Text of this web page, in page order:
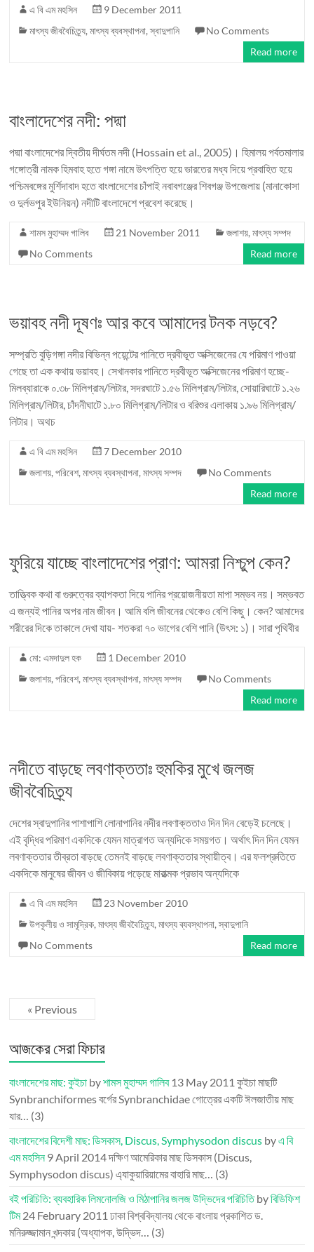
এ বি এম মহসিন
9 December 2011
মাৎস্য জীববৈচিত্র্য,মাৎস্য ব্যবস্থাপনা,স্বাদুপানি
No Comments
Read more
বাংলাদেশের নদী: পদ্মা
পদ্মা বাংলাদেশের দ্বিতীয় দীর্ঘতম নদী (Hossain et al., 2005)। হিমালয় পর্বতমালার
গঙ্গোত্রী নামক হিমবাহ হতে গঙ্গা নামে উৎপত্তি হয়ে ভারতের মধ্য দিয়ে প্রবাহিত হয়ে
পশ্চিমবঙ্গের মুর্শিদাবাদ হতে বাংলাদেশের চাঁপাই নবাবগঞ্জের শিবগঞ্জ উপজেলায় (মানাকোসা
ও দুর্লভপুর ইউনিয়ন) নদীটি বাংলাদেশে প্রবেশ করেছে।
শামস মুহাম্মদ গালিব 21 November 2011 জলাশয়,মাৎস্য সম্পদ
No Comments
Read more
ভয়াবহ নদী দূষণঃ আর কবে আমাদের টনক নড়বে?
সম্প্রতি বুড়িগঙ্গা নদীর বিভিন্ন পয়েন্টের পানিতে দ্রবীভূত অক্সিজেনের যে পরিমাণ পাওয়া
গেছে তা এক কথায় ভয়াবহ। সেখানকার পানিতে দ্রবীভূত অক্সিজেনের পরিমাণ হচ্ছে-
মিলব্যারাকে ০.৩৮ মিলিগ্রাম/লিটার, সদরঘাটে ১.৫৬ মিলিগ্রাম/লিটার, সোয়ারিঘাটে ১.২৬
মিলিগ্রাম/লিটার, চাঁদনীঘাটে ১.৮০ মিলিগ্রাম/লিটার ও বরিশুর এলাকায় ১.৯৬ মিলিগ্রাম/
লিটার। অথচ
এ বি এম মহসিন
7 December 2010
জলাশয়,পরিবেশ,মাৎস্য ব্যবস্থাপনা,মাৎস্য সম্পদ
No Comments
Read more
ফুরিয়ে যাচ্ছে বাংলাদেশের প্রাণ: আমরা নিশ্চুপ কেন?
তাত্ত্বিক কথা বা গুরুত্বের ব্যাপকতা দিয়ে পানির প্রয়োজনীয়তা মাপা সম্ভব নয়। সম্ভবত
এ জন্যই পানির অপর নাম জীবন। আমি বলি জীবনের থেকেও বেশি কিছু। কেন? আমাদের
শরীরের দিকে তাকালে দেখা যায়- শতকরা ৭০ ভাগের বেশি পানি (উৎস: ১)। সারা পৃথিবীর
মো: এমদাদুল হক
1 December 2010
জলাশয়,পরিবেশ,মাৎস্য ব্যবস্থাপনা,মাৎস্য সম্পদ
No Comments
Read more
নদীতে বাড়ছে লবণাক্ততাঃ হুমকির মুখে জলজ
জীববৈচিত্র্য
দেশের স্বাদুপানির পাশাপাশি লোনাপানির নদীর লবণাক্ততাও দিন দিন বেড়েই চলেছে।
এই বৃদ্ধির পরিমাণ একদিকে যেমন মাত্রাগত অন্যদিকে সময়গত। অর্থাৎ দিন দিন যেমন
লবণাক্ততার তীব্রতা বাড়ছে তেমনই বাড়ছে লবণাক্ততার স্থায়ীত্ব। এর ফলশ্রুতিতে
একদিকে মানুষের জীবন ও জীবিকায় পড়েছে মারাত্মক প্রভাব অন্যদিকে
এ বি এম মহসিন
23 November 2010
উপকূলীয় ও সামূদ্রিক,মাৎস্য জীববৈচিত্র্য,মাৎস্য ব্যবস্থাপনা,স্বাদুপানি
No Comments
Read more
« Previous
আজকের সেরা ফিচার
বাংলাদেশের মাছ: কুইচা byশামস মুহাম্মদ গালিব 13 May 2011 কুইচা মাছটি
Synbranchiformes বর্গের Synbranchidae গোত্রের একটি ঈলজাতীয় মাছ
যার… (3)
বাংলাদেশের বিদেশী মাছ: ডিসকাস, Discus, Symphysodon discus byএ বি
এম মহসিন9 April 2014দক্ষিণ আমেরিকার মাছ ডিসকাস (Discus,
Symphysodon discus) এ্যাকুয়ারিয়ামের বাহারি মাছ… (3)
বই পরিচিতি: ব্যবহারিক লিমনোলজি ও মিঠাপানির জলজ উদ্ভিদের পরিচিতিbyবিডিফিশ
টিম24 February 2011 ঢাকা বিশ্ববিদ্যালয় থেকে বাংলায় প্রকাশিত ড.
মনিরুজ্জামান খন্দকার (অধ্যাপক, উদ্ভিদ… (3)